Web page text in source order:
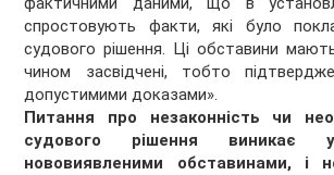
спростовують факти, які було
судового рішення. Ці обставини
чином засвідчені, тобто
допустимими доказами».
Питання про незаконність чи
судового рішення виникає
нововиявленими обставинами, і